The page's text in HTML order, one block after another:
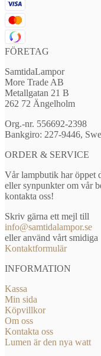
FÖRETAG
SamtidaLampor
More Trade AB
Metallgatan 21 B
262 72 Ängelholm
Org.-nr. 556692-2398
Bankgiro: 227-9446,
ORDER & SERVICE
Vår lampbutik har öppet
eller synpunkter om vår
kontakta oss!
Skriv gärna ett mejl till
info@samtidalampor.se
eller använd vårt smidiga
Kontaktformulär
INFORMATION
Kassa
Min sida
Köpvillkor
Om oss
Kontakta oss
Lumen är den nya watt